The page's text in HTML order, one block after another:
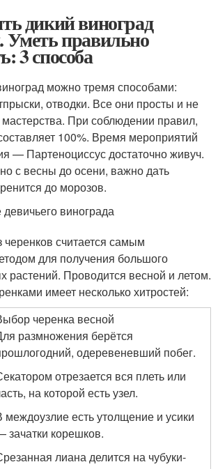
дикий виноград
Уметь правильно
3 способа
можно тремя способами:
отводки. Все они просты и не
При соблюдении правил,
100%. Время мероприятий
— Партеноциссус достаточно живуч.
с весны до осени, важно дать
до морозов.
винограда
считается самым
для получения большого
растений. Проводится весной и летом.
имеет несколько хитростей:
черенка весной
размножения берётся
одеревеневший побег.
отрезается вся плеть или
на которой есть узел.
междоузлие есть утолщение и усики
зачатки корешков.
лиана делится на чубуки-